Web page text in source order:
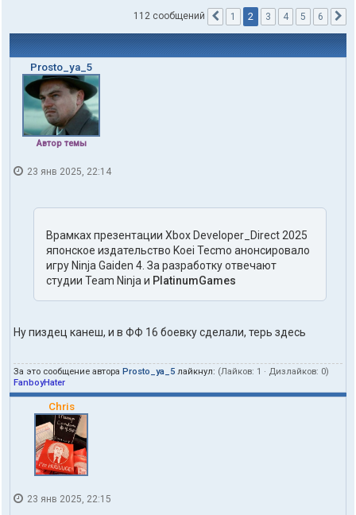
112 сообщений Пред.
1 2 3 4 5 6
Prosto_ya_5
Автор темы
23 янв 2025, 22:14
Врамках презентации Xbox Developer_Direct 2025
японское издательство Koei Tecmo анонсировало
игру Ninja Gaiden 4. За разработку отвечают
студии Team Ninja и PlatinumGames
Ну пиздец канеш, и в ФФ 16 боевку сделали, терь здесь
За это сообщение автора Prosto_ya_5 лайкнул: (Лайков: 1 · Дизлайков: 0)
FanboyHater
Chris
23 янв 2025, 22:15